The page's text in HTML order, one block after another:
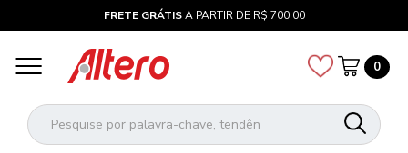
FRETE GRÁTISA PARTIR DE R$ 700,00
0